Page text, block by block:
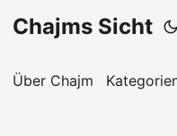
Chajms Sicht
Über Chajm